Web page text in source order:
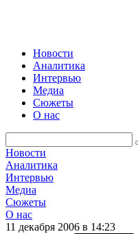
Новости
Аналитика
Интервью
Медиа
Сюжеты
О нас
Новости
Аналитика
Интервью
Медиа
Сюжеты
О нас
11 декабря 2006 в 14:23